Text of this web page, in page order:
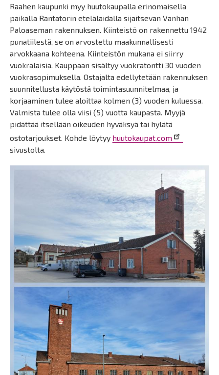
Raahen kaupunki myy huutokaupalla erinomaisella
paikalla Rantatorin etelälaidalla sijaitsevan Vanhan
Paloaseman rakennuksen. Kiinteistö on rakennettu 1942
punatiilestä, se on arvostettu maakunnallisesti
arvokkaana kohteena. Kiinteistön mukana ei siirry
vuokralaisia. Kauppaan sisältyy vuokratontti 30 vuoden
vuokrasopimuksella. Ostajalta edellytetään rakennuksen
suunnitellusta käytöstä toimintasuunnitelmaa, ja
korjaaminen tulee aloittaa kolmen (3) vuoden kuluessa.
Valmista tulee olla viisi (5) vuotta kaupasta. Myyjä
pidättää itsellään oikeuden hyväksyä tai hylätä
ostotarjoukset. Kohde löytyy huutokaupat.com
sivustolta.